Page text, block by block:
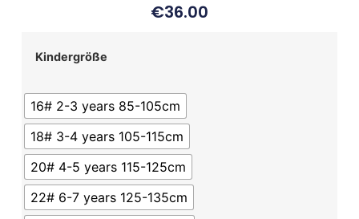
€36.00
Kindergröße
16# 2-3 years 85-105cm
18# 3-4 years 105-115cm
20# 4-5 years 115-125cm
22# 6-7 years 125-135cm